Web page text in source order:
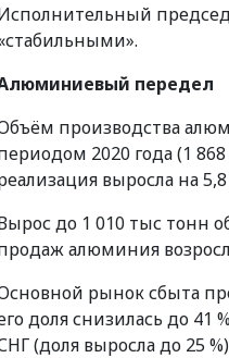
передел
производства
2020 года (1
выросла на
до 1 010 тыс тонн
алюминия
рынок сбыта
доля снизилась до 41
(доля выросла до 25